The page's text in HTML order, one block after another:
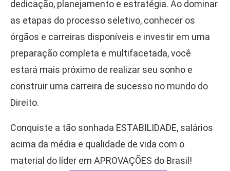
dedicação, planejamento e estratégia. Ao dominar
as etapas do processo seletivo, conhecer os
órgãos e carreiras disponíveis e investir em uma
preparação completa e multifacetada, você
estará mais próximo de realizar seu sonho e
construir uma carreira de sucesso no mundo do
Direito.
Conquiste a tão sonhada ESTABILIDADE, salários
acima da média e qualidade de vida com o
material do líder em APROVAÇÕES do Brasil!